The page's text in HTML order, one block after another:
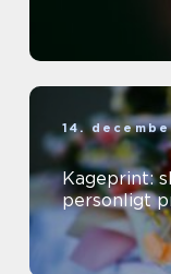
14.
Kageprint:
personligt